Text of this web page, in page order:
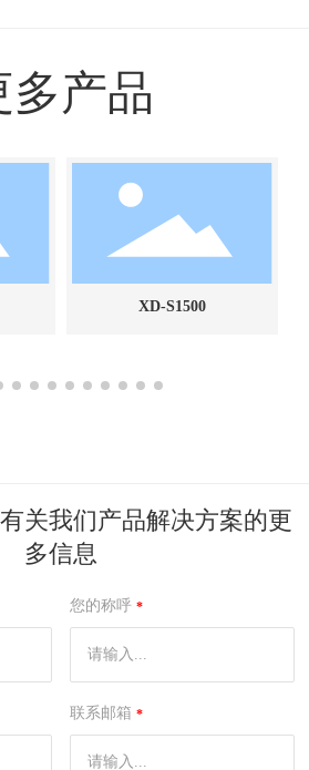
多产品
XD-S1500
关我们产品解决方案的更
多信息
您的称呼
联系邮箱